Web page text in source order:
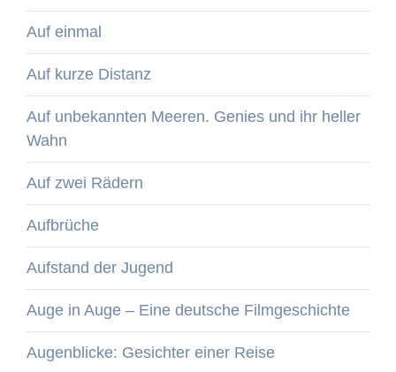
Auf einmal
Auf kurze Distanz
Auf unbekannten Meeren. Genies und ihr heller
Wahn
Auf zwei Rädern
Aufbrüche
Aufstand der Jugend
Auge in Auge – Eine deutsche Filmgeschichte
Augenblicke: Gesichter einer Reise